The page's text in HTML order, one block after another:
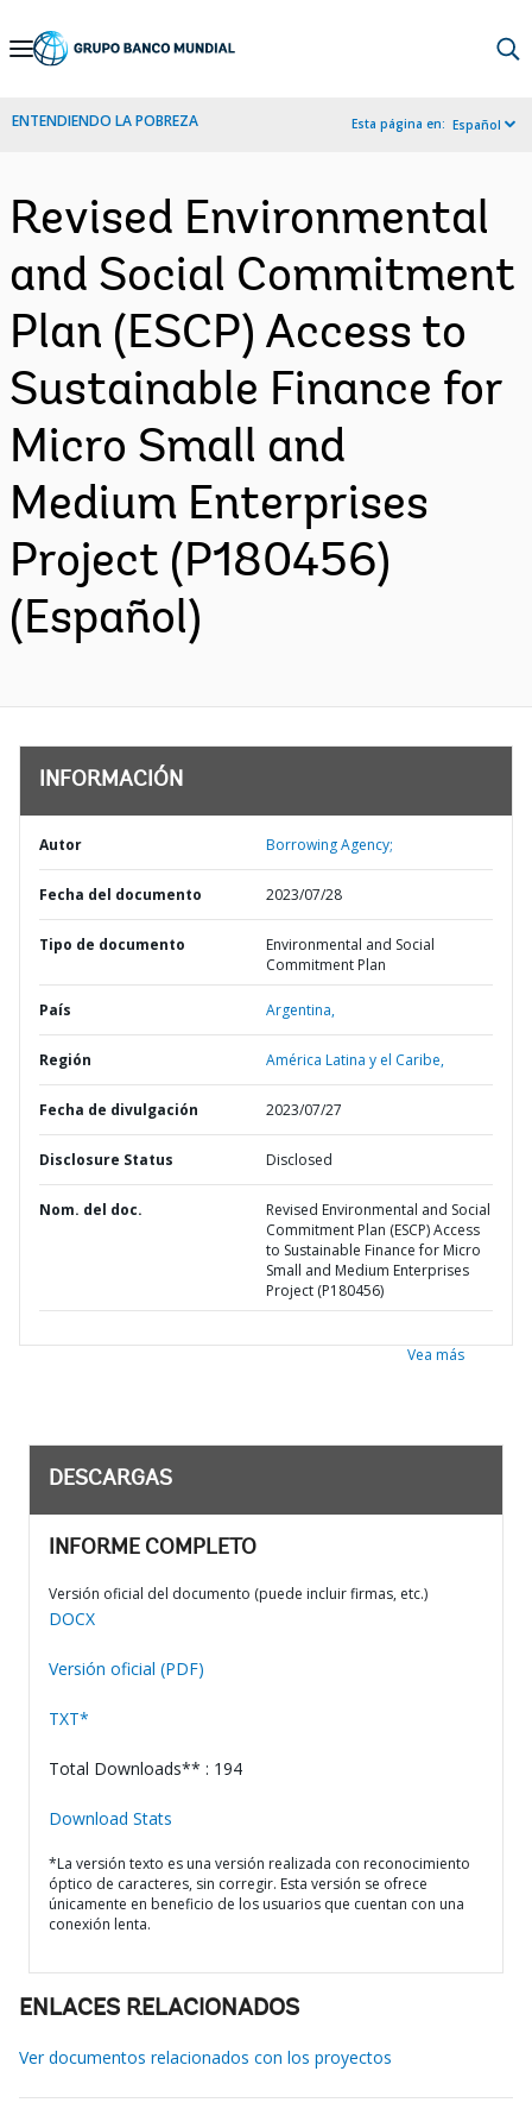
Skip
Navigation
ENTENDIENDO LA POBREZA Esta página en: Español
Revised Environmental
and Social Commitment
Plan (ESCP) Access to
Sustainable Finance for
Micro Small and
Medium Enterprises
Project (P180456)
(Español)
INFORMACIÓN
Autor Borrowing Agency;
Fecha del documento 2023/07/28
Tipo de documento
Environmental and Social
Commitment Plan
País Argentina,
Región América Latina y el Caribe,
Fecha de divulgación 2023/07/27
Disclosure Status Disclosed
Nom. del doc.
Revised Environmental and Social
Commitment Plan (ESCP) Access
to Sustainable Finance for Micro
Small and Medium Enterprises
Project (P180456)
Vea más
DESCARGAS
INFORME COMPLETO
Versión oficial del documento (puede incluir firmas, etc.)
DOCX
Versión oficial (PDF)
TXT*
Total Downloads** : 194
Download Stats
*La versión texto es una versión realizada con reconocimiento
óptico de caracteres, sin corregir. Esta versión se ofrece
únicamente en beneficio de los usuarios que cuentan con una
conexión lenta.
ENLACES RELACIONADOS
Ver documentos relacionados con los proyectos